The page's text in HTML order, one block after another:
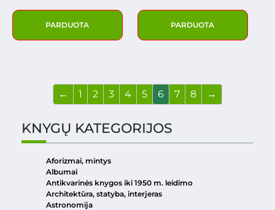
PARDUOTA PARDUOTA
← 1 2 3 4 5 6 7 8 →
KNYGŲ KATEGORIJOS
Aforizmai, mintys
Albumai
Antikvarinės knygos iki 1950 m. leidimo
Architektūra, statyba, interjeras
Astronomija